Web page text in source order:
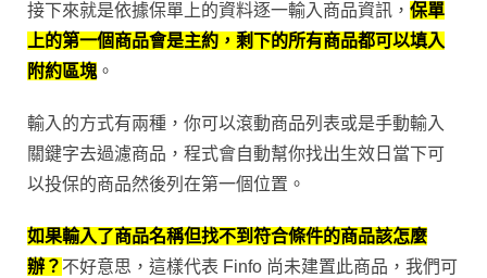
接下來就是依據保單上的資料逐一輸入商品資訊， 保單
上的第一個商品會是主約，剩下的所有商品都可以填入
附約區塊 。
輸入的方式有兩種，你可以滾動商品列表或是手動輸入
關鍵字去過濾商品，程式會自動幫你找出生效日當下可
以投保的商品然後列在第一個位置。
如果輸入了商品名稱但找不到符合條件的商品該怎麼
辦？ 不好意思，這樣代表 Finfo 尚未建置此商品，我們可